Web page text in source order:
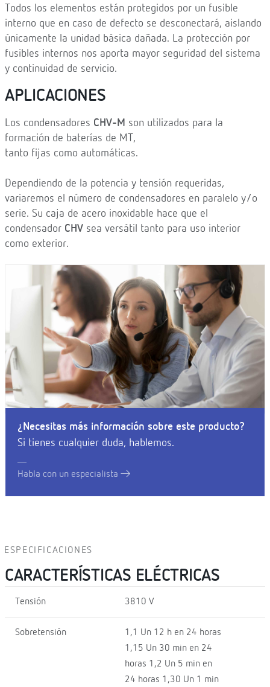
Todos los elementos están protegidos por un fusible
interno que en caso de defecto se desconectará, aislando
únicamente la unidad básica dañada. La protección por
fusibles internos nos aporta mayor seguridad del sistema
y continuidad de servicio.
APLICACIONES
Los condensadores CHV-M son utilizados para la
formación de baterías de MT,
tanto fijas como automáticas.
Dependiendo de la potencia y tensión requeridas,
variaremos el número de condensadores en paralelo y/o
serie. Su caja de acero inoxidable hace que el
condensador CHV sea versátil tanto para uso interior
como exterior.
¿Necesitas más información sobre este producto?
Si tienes cualquier duda, hablemos.
Habla con un especialista
ESPECIFICACIONES
CARACTERÍSTICAS ELÉCTRICAS
Tensión 3810 V
Sobretensión
1,1 Un 12 h en 24 horas
1,15 Un 30 min en 24
horas 1,2 Un 5 min en
24 horas 1,30 Un 1 min